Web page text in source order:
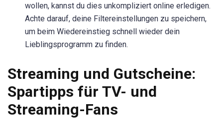
wollen, kannst du dies unkompliziert online erledigen.
Achte darauf, deine Filtereinstellungen zu speichern,
um beim Wiedereinstieg schnell wieder dein
Lieblingsprogramm zu finden.
Streaming und Gutscheine:
Spartipps für TV- und
Streaming-Fans